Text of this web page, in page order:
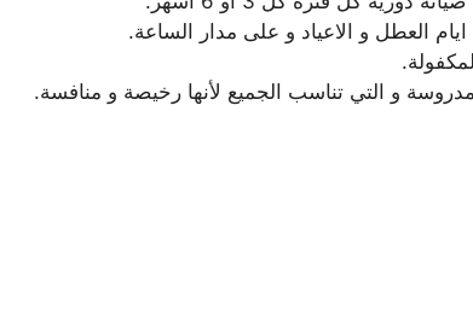
العطل و الاعياد و على مدار الساعة.
و التي تناسب الجميع لأنها رخيصة و منافسة.